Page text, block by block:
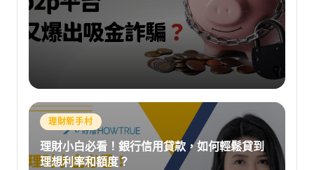
Posted
理財新手村
理財小白必看！銀行信用貸款，如何輕鬆貸到
理想利率和額度？